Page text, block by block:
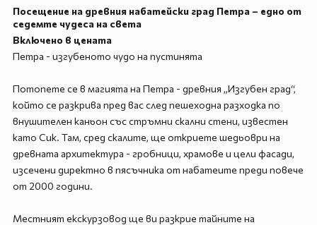
Посещение на древния набатейски град Петра – едно от
седемте чудеса на света
Включено в цената
Петра - изгубеното чудо на пустинята
Потопете се в магията на Петра - древния „Изгубен град“,
който се разкрива пред вас след пешеходна разходка по
внушителен каньон със стръмни скални стени, известен
като Сик. Там, сред скалите, ще откриете шедьоври на
древната архитектура - гробници, храмове и цели фасади,
изсечени директно в пясъчника от набатеите преди повече
от 2000 години.
Местният екскурзовод ще ви разкрие тайните на